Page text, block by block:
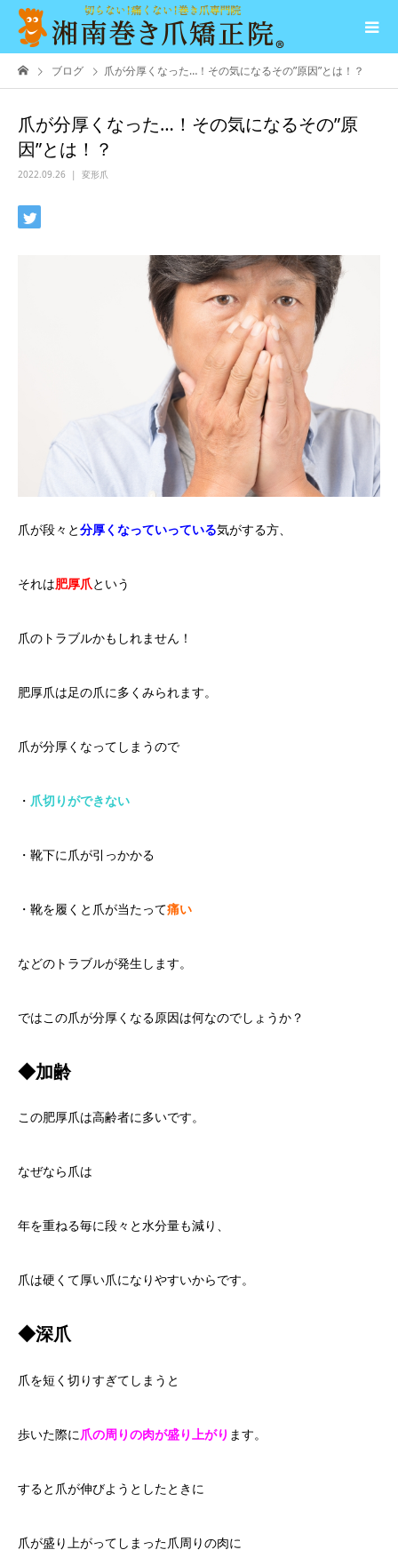
ブログ 爪が分厚くなった…！その気になるその”原因”とは！？
爪が分厚くなった…！その気になるその”原
因”とは！？
2022.09.26 変形爪
爪が段々と分厚くなっていっている気がする方、
それは肥厚爪という
爪のトラブルかもしれません！
肥厚爪は足の爪に多くみられます。
爪が分厚くなってしまうので
・ 爪切りができない
・靴下に爪が引っかかる
・靴を履くと爪が当たって痛い
などのトラブルが発生します。
ではこの爪が分厚くなる原因は何なのでしょうか？
◆加齢
この肥厚爪は高齢者に多いです。
なぜなら爪は
年を重ねる毎に段々と水分量も減り、
爪は硬くて厚い爪になりやすいからです。
◆深爪
爪を短く切りすぎてしまうと
歩いた際に 爪の周りの肉が盛り上がり ます。
すると爪が伸びようとしたときに
爪が盛り上がってしまった爪周りの肉に